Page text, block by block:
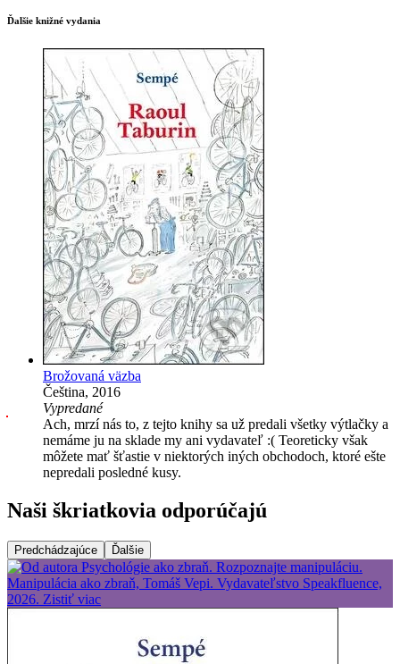
Ďalšie knižné vydania
Brožovaná väzba
Čeština, 2016
Vypredané
Ach, mrzí nás to, z tejto knihy sa už predali všetky výtlačky a
nemáme ju na sklade my ani vydavateľ :( Teoreticky však
môžete mať šťastie v niektorých iných obchodoch, ktoré ešte
nepredali posledné kusy.
Naši škriatkovia odporúčajú
Predchádzajúce Ďalšie